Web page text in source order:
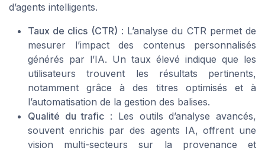
d’agents intelligents.
Taux de clics (CTR) : L’analyse du CTR permet de
mesurer l’impact des contenus personnalisés
générés par l’IA. Un taux élevé indique que les
utilisateurs trouvent les résultats pertinents,
notamment grâce à des titres optimisés et à
l’automatisation de la gestion des balises.
Qualité du trafic : Les outils d’analyse avancés,
souvent enrichis par des agents IA, offrent une
vision multi-secteurs sur la provenance et